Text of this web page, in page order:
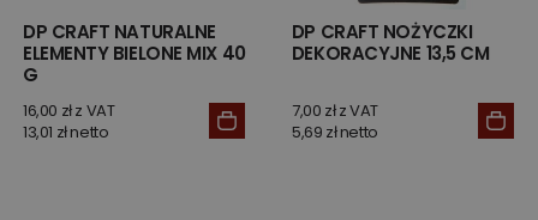
DP CRAFT NATURALNE
ELEMENTY BIELONE MIX 40
G
16,00 zł z VAT
13,01 zł netto
DP CRAFT NOŻYCZKI
DEKORACYJNE 13,5 CM
7,00 zł z VAT
5,69 zł netto